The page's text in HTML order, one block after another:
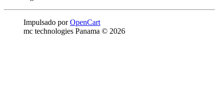
Impulsado porOpenCart
mc technologies Panama © 2026